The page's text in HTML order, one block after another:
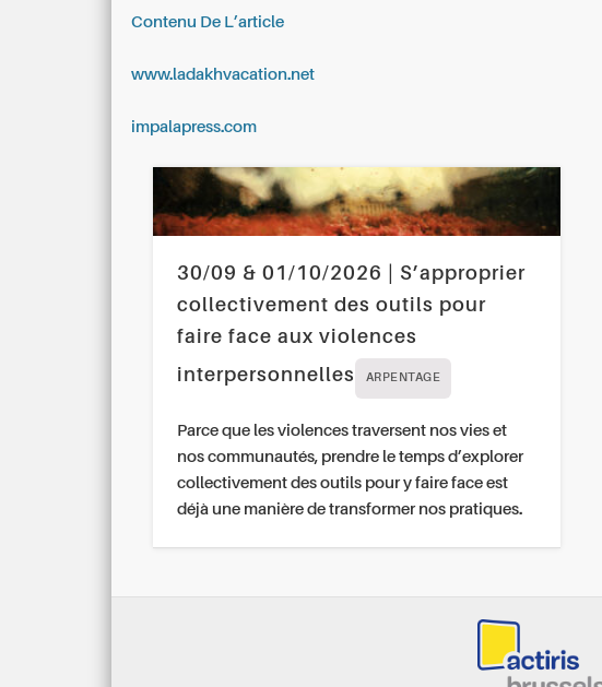
Contenu De L’article
www.ladakhvacation.net
impalapress.com
30/09 & 01/10/2026 | S’approprier
collectivement des outils pour
faire face aux violences
interpersonnelles
ARPENTAGE
Parce que les violences traversent nos vies et
nos communautés, prendre le temps d’explorer
collectivement des outils pour y faire face est
déjà une manière de transformer nos pratiques.